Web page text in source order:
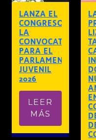
LANZA EL
CONGRESO
LA
CONVOCATORIA
PARA EL
PARLAMENTO
JUVENIL
2026
LEER
MÁS